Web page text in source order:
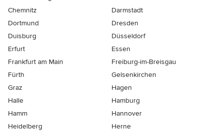
Chemnitz
Darmstadt
Dortmund
Dresden
Duisburg
Düsseldorf
Erfurt
Essen
Frankfurt am Main
Freiburg-im-Breisgau
Fürth
Gelsenkirchen
Graz
Hagen
Halle
Hamburg
Hamm
Hannover
Heidelberg
Herne